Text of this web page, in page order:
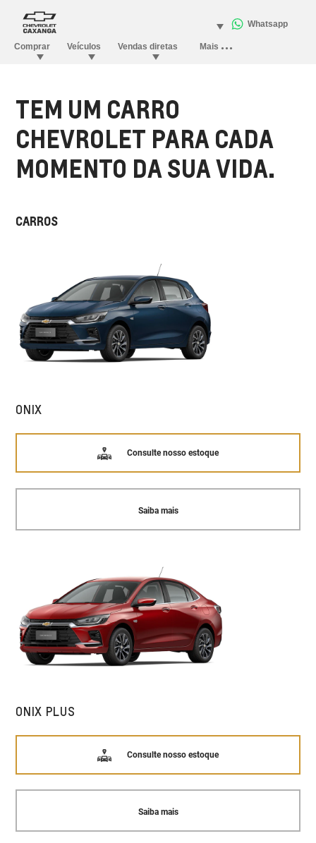
TEM UM CARRO
CHEVROLET PARA CADA
MOMENTO DA SUA VIDA.
CARROS
ONIX
Consulte nosso estoque
Saiba mais
ONIX PLUS
Consulte nosso estoque
Saiba mais